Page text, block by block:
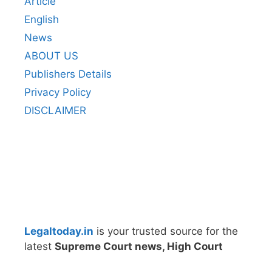
English
News
ABOUT US
Publishers Details
Privacy Policy
DISCLAIMER
Legaltoday.in is your trusted source for the
latest Supreme Court news, High Court